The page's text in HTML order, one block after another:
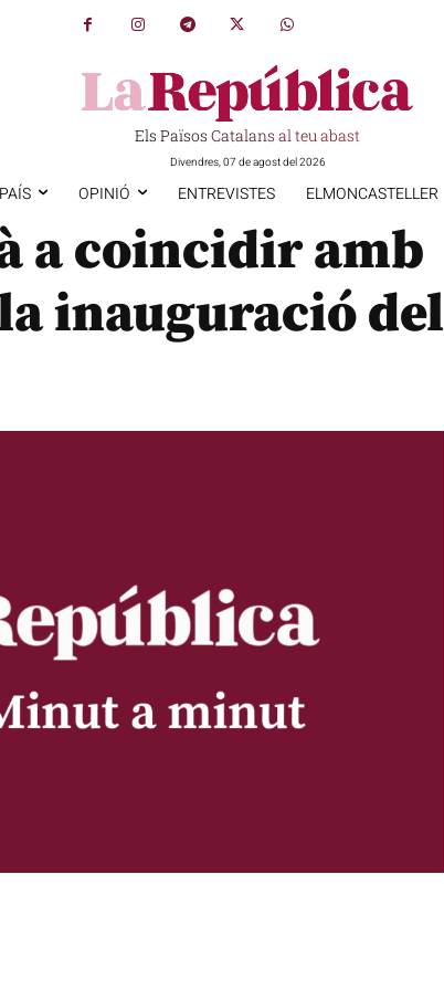
Els Països Catalans al teu abast
Divendres, 07 de agost del 2026
OPINIÓ ENTREVISTES ELMONCASTELLER
a coincidir amb
inauguració del